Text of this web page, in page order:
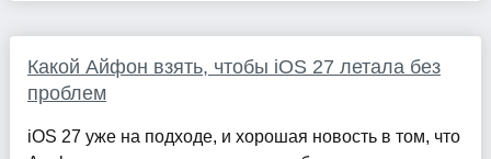
Какой Айфон взять, чтобы iOS 27 летала без
проблем
iOS 27 уже на подходе, и хорошая новость в том, что